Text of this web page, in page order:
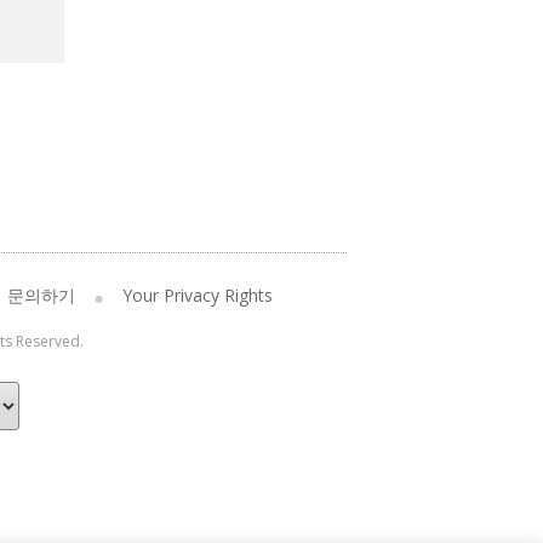
문의하기 Your Privacy Rights
Reserved.